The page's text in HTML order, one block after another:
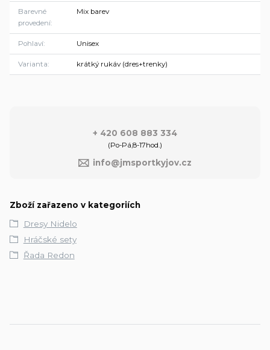
Barevné
provedení
Mix barev
Pohlaví Unisex
Varianta krátký rukáv (dres+trenky)
+ 420 608 883 334
(Po-Pá,8-17hod.)
info@jmsportkyjov.cz
Zboží zařazeno v kategoriích
Dresy Nidelo
Hráčské sety
Řada Redon